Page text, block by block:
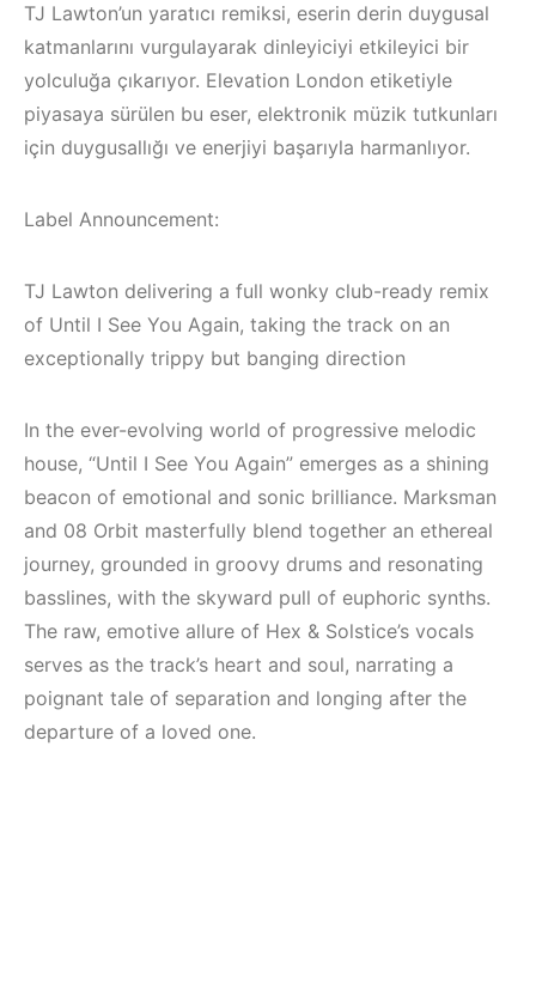
‘in Yeni
Müzik
: CAVE
Marmaris /
Kuşadası /
Elektronik Müzik
Mekanları 2022
(House, Techno,
TJ Lawton’un yaratıcı remiksi, eserin derin duygusal
katmanlarını vurgulayarak dinleyiciyi etkileyici bir
yolculuğa çıkarıyor. Elevation London etiketiyle
piyasaya sürülen bu eser, elektronik müzik tutkunları
için duygusallığı ve enerjiyi başarıyla harmanlıyor.
Label Announcement:
TJ Lawton delivering a full wonky club-ready remix
of Until I See You Again, taking the track on an
exceptionally trippy but banging direction
In the ever-evolving world of progressive melodic
house, “Until I See You Again” emerges as a shining
beacon of emotional and sonic brilliance. Marksman
and 08 Orbit masterfully blend together an ethereal
journey, grounded in groovy drums and resonating
basslines, with the skyward pull of euphoric synths.
The raw, emotive allure of Hex & Solstice’s vocals
serves as the track’s heart and soul, narrating a
poignant tale of separation and longing after the
departure of a loved one.